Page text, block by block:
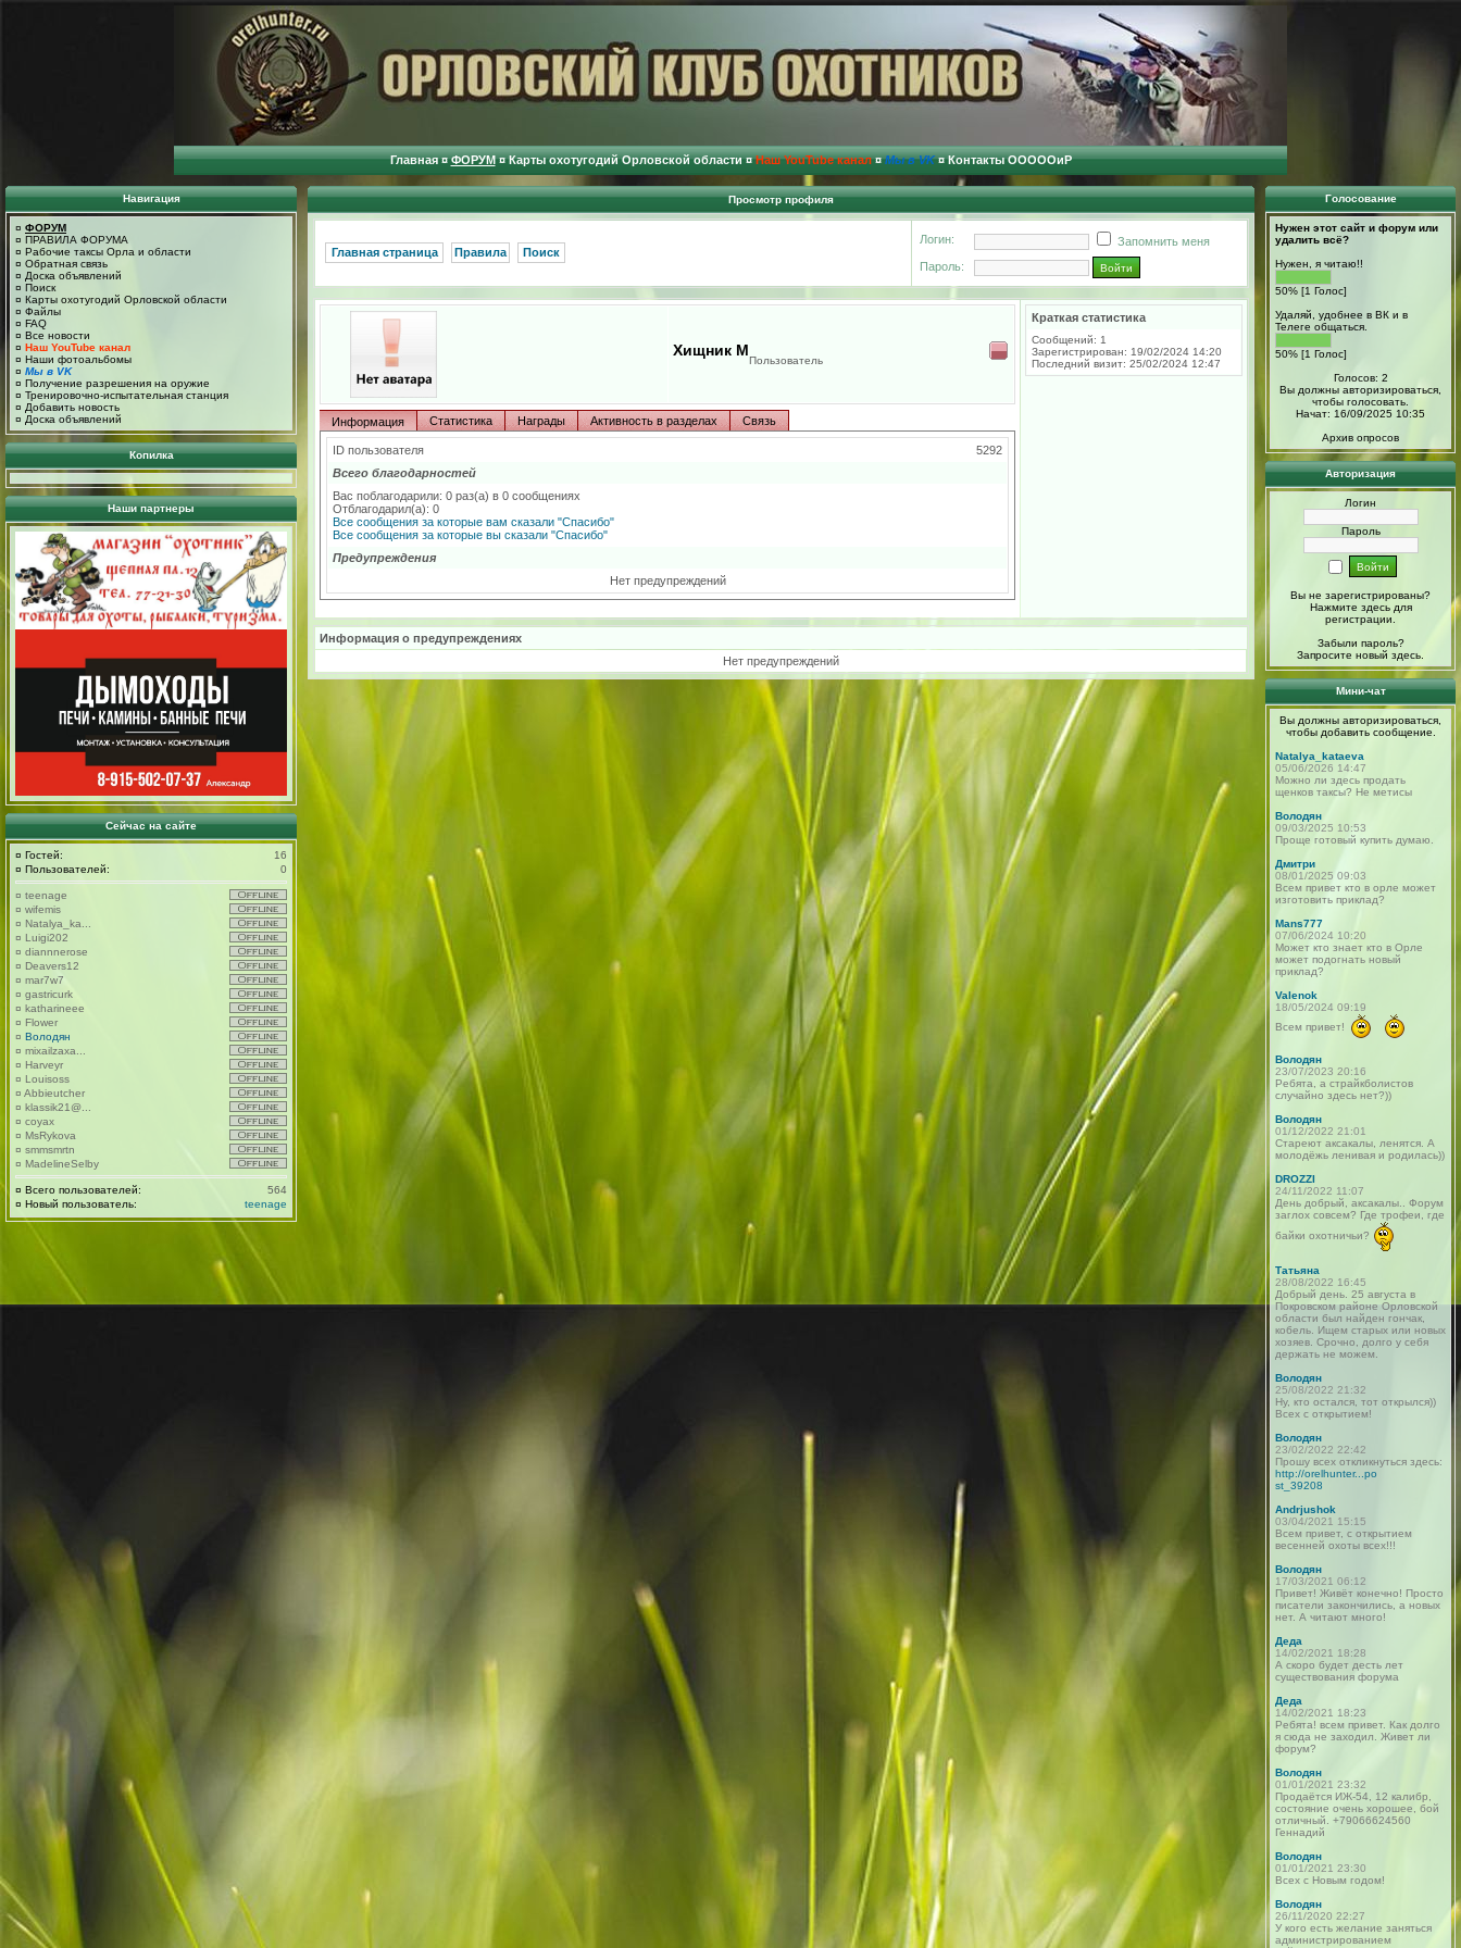
Главная ¤ ФОРУМ ¤ Карты охотугодий Орловской области ¤ Наш YouTube канал ¤ Мы в VK ¤ Контакты ОООООиР
Навигация
¤ ФОРУМ
¤ ПРАВИЛА ФОРУМА
¤ Рабочие таксы Орла и области
¤ Обратная связь
¤ Доска объявлений
¤ Поиск
¤ Карты охотугодий Орловской области
¤ Файлы
¤ FAQ
¤ Все новости
¤ Наш YouTube канал
¤ Наши фотоальбомы
¤ Мы в VK
¤ Получение разрешения на оружие
¤ Тренировочно-испытательная станция
¤ Добавить новость
¤ Доска объявлений
Копилка
Наши партнеры
Сейчас на сайте
¤ Гостей:
16
¤ Пользователей: 0
¤ teenage
¤ wifemis
¤ Natalya_ka...
¤ Luigi202
¤ diannnerose
¤ Deavers12
¤ mar7w7
¤ gastricurk
¤ katharineee
¤ Flower
¤ Володян
¤ mixailzaxa...
¤ Harveyr
¤ Louisoss
¤ Abbieutcher
¤ klassik21@...
¤ coyax
¤ MsRykova
¤ smmsmrtn
¤ MadelineSelby
¤ Всего пользователей:
564
¤ Новый пользователь: teenage
Просмотр профиля
Главная страница Правила Поиск
Логин:
Запомнить меня
Пароль:
Хищник М
Пользователь
Информация Статистика Награды Активность в разделах Связь
ID пользователя
5292
Всего благодарностей
Вас поблагодарили: 0 раз(а) в 0 сообщениях
Отблагодарил(а): 0
Все сообщения за которые вам сказали "Спасибо"
Все сообщения за которые вы сказали "Спасибо"
Предупреждения
Нет предупреждений
Краткая статистика
Сообщений: 1
Зарегистрирован: 19/02/2024 14:20
Последний визит: 25/02/2024 12:47
Информация о предупреждениях
Нет предупреждений
Голосование
Нужен этот сайт и форум или
удалить всё?
Нужен, я читаю!!
50% [1 Голос]
Удаляй, удобнее в ВК и в
Телеге общаться.
50% [1 Голос]
Голосов: 2
Вы должны авторизироваться,
чтобы голосовать.
Начат: 16/09/2025 10:35
Архив опросов
Авторизация
Логин
Пароль
Вы не зарегистрированы?
Нажмите здесьдля
регистрации.
Забыли пароль?
Запросите новый здесь.
Мини-чат
Вы должны авторизироваться,
чтобы добавить сообщение.
Natalya_kataeva
05/06/2026 14:47
Можно ли здесь продать
щенков таксы? Не метисы
Володян
09/03/2025 10:53
Проще готовый купить думаю.
Дмитри
08/01/2025 09:03
Всем привет кто в орле может
изготовить приклад?
Mans777
07/06/2024 10:20
Может кто знает кто в Орле
может подогнать новый
приклад?
Valenok
18/05/2024 09:19
Всем привет!
Володян
23/07/2023 20:16
Ребята, а страйкболистов
случайно здесь нет?))
Володян
01/12/2022 21:01
Стареют аксакалы, ленятся. А
молодёжь ленивая и родилась))
DROZZI
24/11/2022 11:07
День добрый, аксакалы.. Форум
заглох совсем? Где трофеи, где
байки охотничьи?
Татьяна
28/08/2022 16:45
Добрый день. 25 августа в
Покровском районе Орловской
области был найден гончак,
кобель. Ищем старых или новых
хозяев. Срочно, долго у себя
держать не можем.
Володян
25/08/2022 21:32
Ну, кто остался, тот открылся))
Всех с открытием!
Володян
23/02/2022 22:42
Прошу всех откликнуться здесь:
http://orelhunter...po
st_39208
Andrjushok
03/04/2021 15:15
Всем привет, с открытием
весенней охоты всех!!!
Володян
17/03/2021 06:12
Привет! Живёт конечно! Просто
писатели закончились, а новых
нет. А читают много!
Деда
14/02/2021 18:28
А скоро будет десть лет
существования форума
Деда
14/02/2021 18:23
Ребята! всем привет. Как долго
я сюда не заходил. Живет ли
форум?
Володян
01/01/2021 23:32
Продаётся ИЖ-54, 12 калибр,
состояние очень хорошее, бой
отличный. +79066624560
Геннадий
Володян
01/01/2021 23:30
Всех с Новым годом!
Володян
26/11/2020 22:27
У кого есть желание заняться
администрированием